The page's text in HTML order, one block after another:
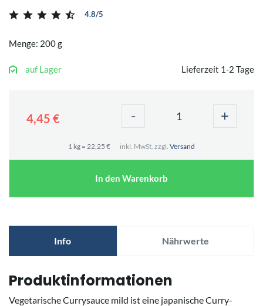
4.8/5
Menge: 200 g
auf Lager Lieferzeit 1-2 Tage
4,45 € - +
1 kg = 22,25 € inkl. MwSt. zzgl. Versand
In den Warenkorb
Info Nährwerte
Produktinformationen
Vegetarische Currysauce mild ist eine japanische Curry-